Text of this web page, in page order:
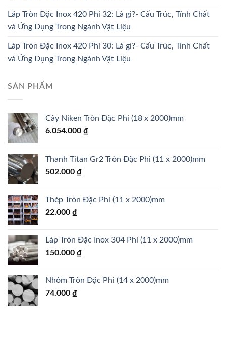
Láp Tròn Đặc Inox 420 Phi 32: Là gì?- Cấu Trúc, Tính Chất
và Ứng Dụng Trong Ngành Vật Liệu
Láp Tròn Đặc Inox 420 Phi 30: Là gì?- Cấu Trúc, Tính Chất
và Ứng Dụng Trong Ngành Vật Liệu
SẢN PHẨM
Cây Niken Tròn Đặc Phi (18 x 2000)mm
6.054.000 ₫
Thanh Titan Gr2 Tròn Đặc Phi (11 x 2000)mm
502.000 ₫
Thép Tròn Đặc Phi (11 x 2000)mm
22.000 ₫
Láp Tròn Đặc Inox 304 Phi (11 x 2000)mm
150.000 ₫
Nhôm Tròn Đặc Phi (14 x 2000)mm
74.000 ₫